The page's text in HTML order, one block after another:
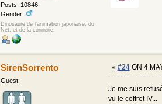
Posts: 10846
Gender:
Dinosaure de l'animation japonaise, du
Net, et de la connerie.
SirenSorrento
Guest
« #24ON 4
Je me suis
vu le coffret IV...